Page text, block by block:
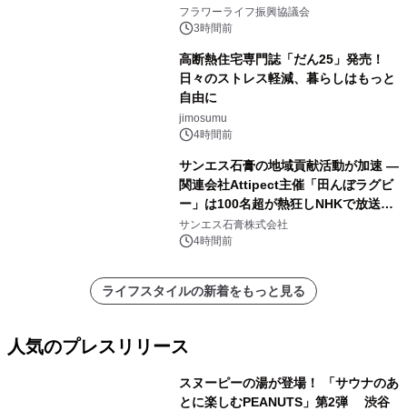
山・射水で開催
フラワーライフ振興協議会
3時間前
高断熱住宅専門誌「だん25」発売！
日々のストレス軽減、暮らしはもっと
自由に
jimosumu
4時間前
サンエス石膏の地域貢献活動が加速 ―
関連会社Attipect主催「田んぼラグビ
ー」は100名超が熱狂しNHKで放送さ
れました。
サンエス石膏株式会社
4時間前
ライフスタイルの新着をもっと見る
人気のプレスリリース
スヌーピーの湯が登場！ 「サウナのあ
とに楽しむPEANUTS」第2弾 渋谷